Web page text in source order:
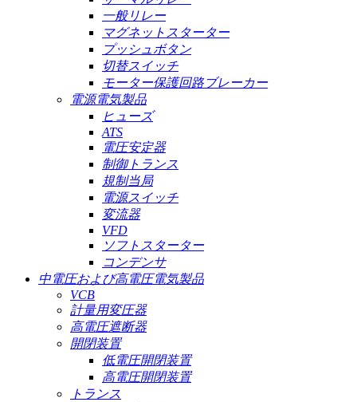
一般リレー
マグネットスターター
プッシュボタン
切替スイッチ
モーター保護回路ブレーカー
電源電気製品
ヒューズ
ATS
電圧安定器
制御トランス
規制当局
電源スイッチ
変流器
VFD
ソフトスターター
コンデンサ
中電圧および高電圧電気製品
VCB
計量用変圧器
高電圧遮断器
開閉装置
低電圧開閉装置
高電圧開閉装置
トランス